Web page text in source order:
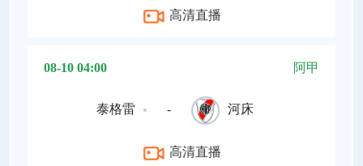
高清直播
08-10 04:00 阿甲
泰格雷 - 河床
高清直播